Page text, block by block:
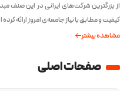
از بزرگترین شرکت‌های ایرانی در این صنف
کیفیت و مطابق با نیاز جامعه‌ی امروز ارائه
مشاهده بیشتر
صفحات اصلی